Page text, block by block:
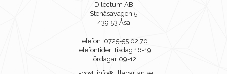
Dilectum AB
Stenåsavägen 5
439 53 Åsa
Telefon: 0725-55 02 70
Telefontider: tisdag 16-19
lördagar 09-12